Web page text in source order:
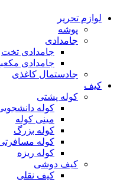
لوازم تحریر
پوشه
جامدادی
جامدادی تخت
جامدادی
جادستمال کاغذی
کیف
کوله پشتی
کوله
مینی کوله
کوله بزرگ
کوله
کوله ریزه
کیف دوشی
کیف نقلی